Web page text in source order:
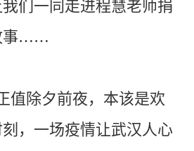
们一同走进程慧老师捐
……
值除夕前夜，本该是欢
，一场疫情让武汉人心